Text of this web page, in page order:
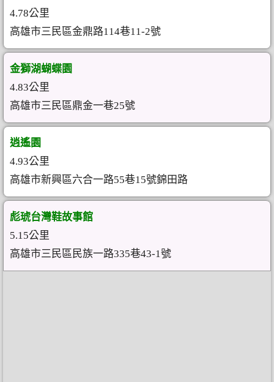
4.78公里
高雄市三民區金鼎路114巷11-2號
金獅湖蝴蝶園
4.83公里
高雄市三民區鼎金一巷25號
逍遙園
4.93公里
高雄市新興區六合一路55巷15號錦田路
彪琥台灣鞋故事館
5.15公里
高雄市三民區民族一路335巷43-1號